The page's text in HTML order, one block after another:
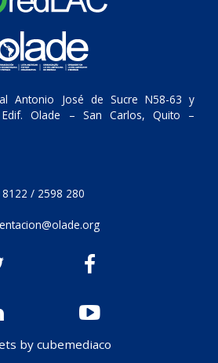
Antonio José de Sucre N58-63 y
Edif. Olade – San Carlos, Quito –
/ 2598 280
by cubemediaco